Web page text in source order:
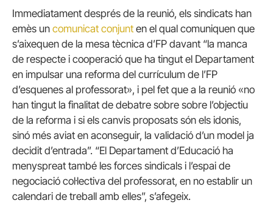
Immediatament després de la reunió, els sindicats han
emès un comunicat conjunt en el qual comuniquen que
s’aixequen de la mesa tècnica d’FP davant “la manca
de respecte i cooperació que ha tingut el Departament
en impulsar una reforma del currículum de l’FP
d’esquenes al professorat», i pel fet que a la reunió «no
han tingut la finalitat de debatre sobre sobre l’objectiu
de la reforma i si els canvis proposats són els idonis,
sinó més aviat en aconseguir, la validació d’un model ja
decidit d’entrada”. “El Departament d’Educació ha
menyspreat també les forces sindicals i l’espai de
negociació col·lectiva del professorat, en no establir un
calendari de treball amb elles”, s’afegeix.